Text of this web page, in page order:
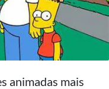
animadas mais